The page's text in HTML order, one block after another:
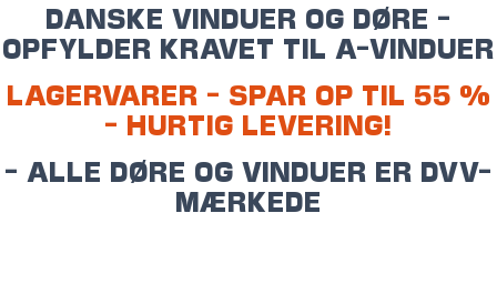
DANSKE VINDUER OG DØRE -
OPFYLDER KRAVET TIL A-VINDUER
LAGERVARER - SPAR OP TIL 55 %
- HURTIG LEVERING!
- ALLE DØRE OG VINDUER ER DVV-
MÆRKEDE